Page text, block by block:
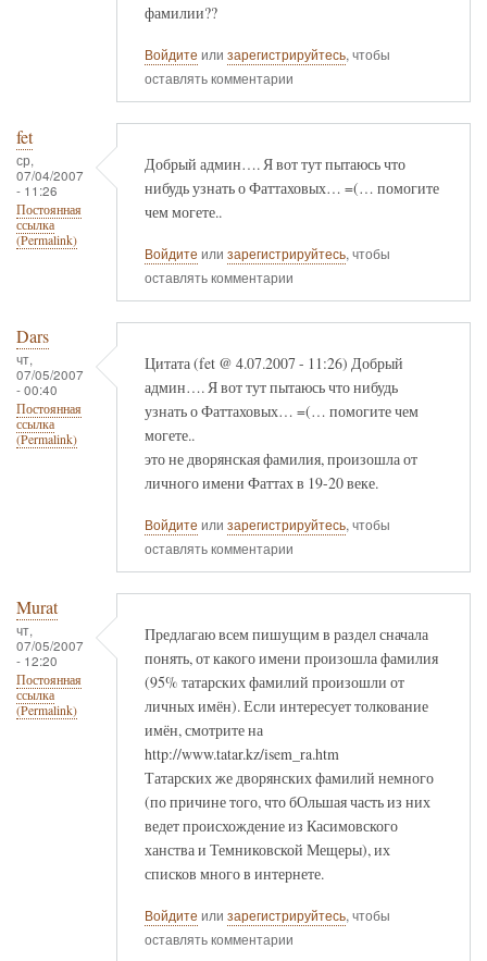
фамилии??
Войдите или зарегистрируйтесь, чтобы
оставлять комментарии
fet
ср,
07/04/2007
- 11:26
Постоянная
ссылка
(Permalink)
Добрый админ…. Я вот тут пытаюсь что
нибудь узнать о Фаттаховых… =(… помогите
чем могете..
Войдите или зарегистрируйтесь, чтобы
оставлять комментарии
Dars
чт,
07/05/2007
- 00:40
Постоянная
ссылка
(Permalink)
Цитата (fet @ 4.07.2007 - 11:26) Добрый
админ…. Я вот тут пытаюсь что нибудь
узнать о Фаттаховых… =(… помогите чем
могете..
это не дворянская фамилия, произошла от
личного имени Фаттах в 19-20 веке.
Войдите или зарегистрируйтесь, чтобы
оставлять комментарии
Murat
чт,
07/05/2007
- 12:20
Постоянная
ссылка
(Permalink)
Предлагаю всем пишущим в раздел сначала
понять, от какого имени произошла фамилия
(95% татарских фамилий произошли от
личных имён). Если интересует толкование
имён, смотрите на
http://www.tatar.kz/isem_ra.htm
Татарских же дворянских фамилий немного
(по причине того, что бОльшая часть из них
ведет происхождение из Касимовского
ханства и Темниковской Мещеры), их
списков много в интернете.
Войдите или зарегистрируйтесь, чтобы
оставлять комментарии